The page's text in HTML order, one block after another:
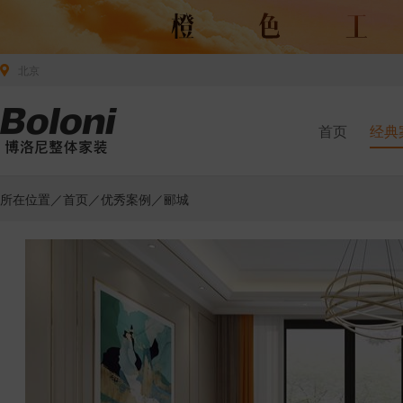
首页 经典
所在位置／首页 ／优秀案例 ／郦城